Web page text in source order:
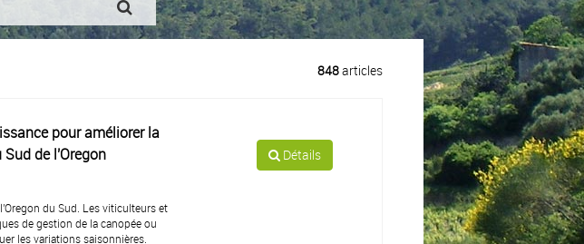
848articles
pour améliorer la
de l'Oregon
du Sud. Les viticulteurs et
de gestion de la canopée ou
les variations saisonnières.
Détails